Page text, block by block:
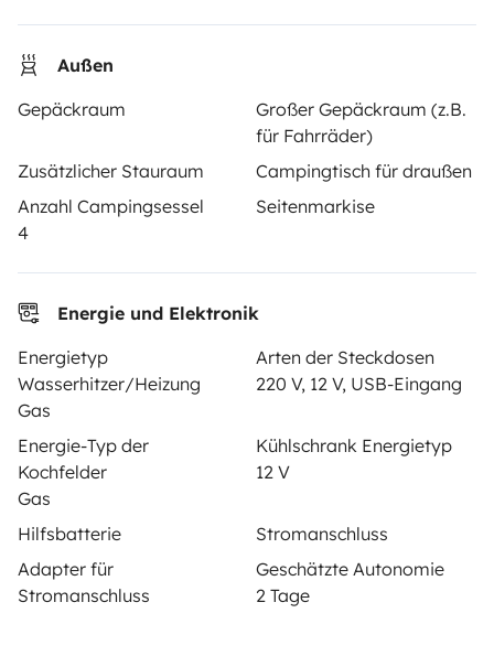
Außen
Gepäckraum
Großer Gepäckraum (z.B.
für Fahrräder)
Zusätzlicher Stauraum
Campingtisch für draußen
Anzahl Campingsessel
4
Seitenmarkise
Energie und Elektronik
Energietyp
Wasserhitzer/Heizung
Gas
Arten der Steckdosen
220 V, 12 V, USB-Eingang
Energie-Typ der
Kochfelder
Gas
Kühlschrank Energietyp
12 V
Hilfsbatterie
Stromanschluss
Adapter für
Stromanschluss
Geschätzte Autonomie
2 Tage
Mietvertrag
Mietversicherung
Sichere ZahlungsweisenRatenzahlung
Herunterladen im
Verfügbar auf
Blog Offene Stellen
AGB
Cookies